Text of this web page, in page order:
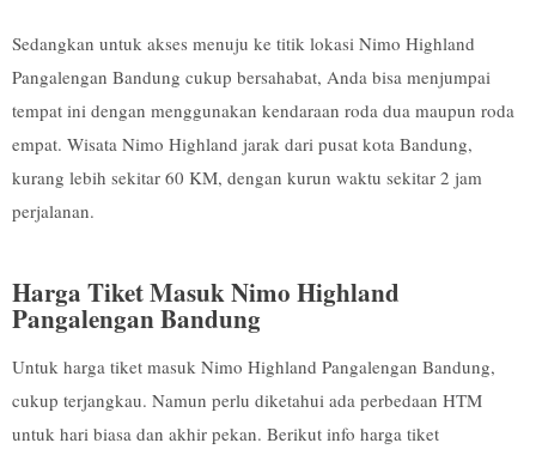
Sedangkan untuk akses menuju ke titik lokasi Nimo Highland
Pangalengan Bandung cukup bersahabat, Anda bisa menjumpai
tempat ini dengan menggunakan kendaraan roda dua maupun roda
empat. Wisata Nimo Highland jarak dari pusat kota Bandung,
kurang lebih sekitar 60 KM, dengan kurun waktu sekitar 2 jam
perjalanan.
Harga Tiket Masuk Nimo Highland
Pangalengan Bandung
Untuk harga tiket masuk Nimo Highland Pangalengan Bandung,
cukup terjangkau. Namun perlu diketahui ada perbedaan HTM
untuk hari biasa dan akhir pekan. Berikut info harga tiket